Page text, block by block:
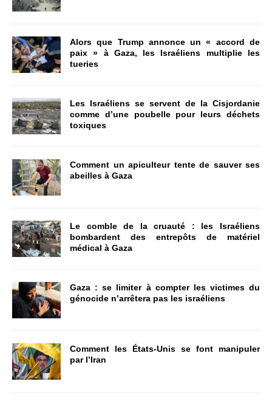
Alors que Trump annonce un « accord de
paix » à Gaza, les Israéliens multiplie les
tueries
Les Israéliens se servent de la Cisjordanie
comme d’une poubelle pour leurs déchets
toxiques
Comment un apiculteur tente de sauver ses
abeilles à Gaza
Le comble de la cruauté : les Israéliens
bombardent des entrepôts de matériel
médical à Gaza
Gaza : se limiter à compter les victimes du
génocide n’arrêtera pas les israéliens
Comment les États-Unis se font manipuler
par l’Iran